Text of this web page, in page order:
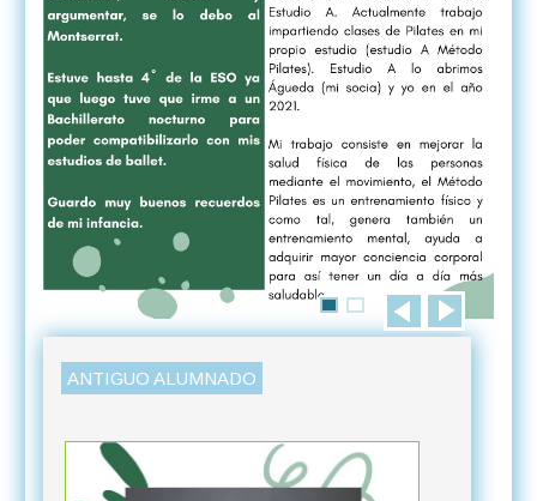
ANTIGUO ALUMNADO